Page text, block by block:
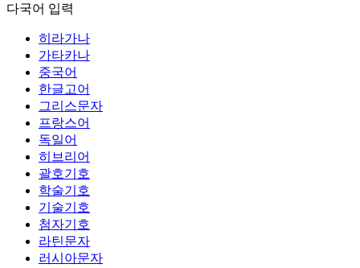
다국어 입력
히라가나
가타카나
중국어
한글고어
그리스문자
프랑스어
독일어
히브리어
괄호기호
학술기호
기술기호
첨자기호
라틴문자
러시아문자